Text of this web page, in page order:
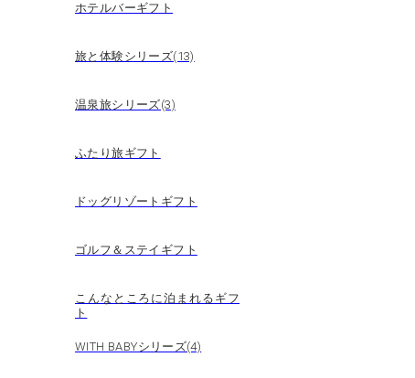
ホテルバーギフト
旅と体験シリーズ(13)
温泉旅シリーズ(3)
ふたり旅ギフト
ドッグリゾートギフト
ゴルフ＆ステイギフト
こんなところに泊まれるギフ
ト
WITH BABYシリーズ(4)